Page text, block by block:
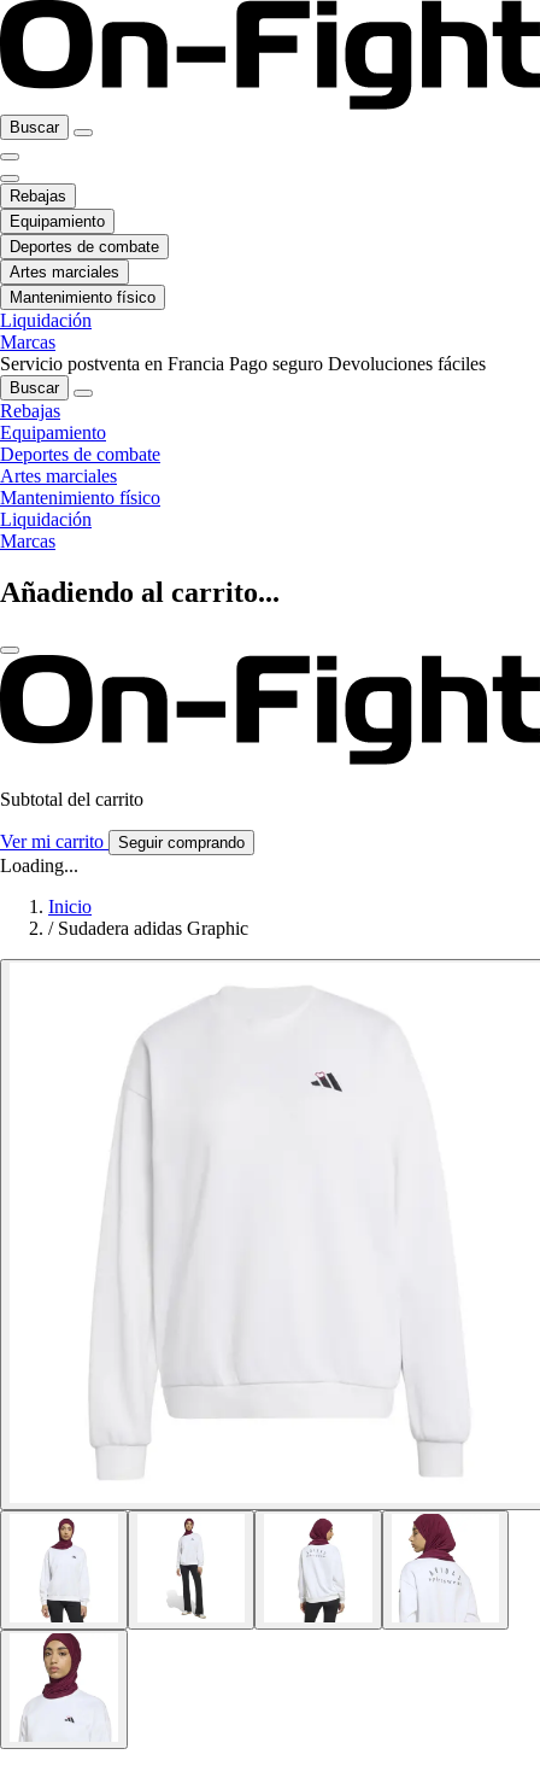
Buscar
Rebajas
Equipamiento
Deportes de combate
Artes marciales
Mantenimiento físico
Liquidación
Marcas
Servicio postventa en Francia Pago seguro Devoluciones fáciles
Buscar
Rebajas
Equipamiento
Deportes de combate
Artes marciales
Mantenimiento físico
Liquidación
Marcas
Añadiendo al carrito...
Subtotal del carrito
Ver mi carrito Seguir comprando
Loading...
Inicio
/ Sudadera adidas Graphic